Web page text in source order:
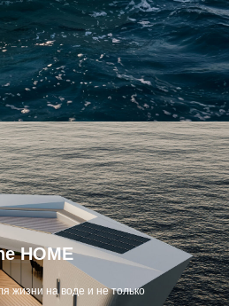
HOME
жизни на воде и не только